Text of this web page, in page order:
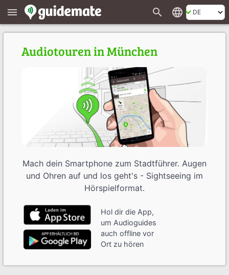
menu search language
Audiotouren in München
Mach dein Smartphone zum Stadtführer. Augen
und Ohren auf und los geht's - Sightseeing im
Hörspielformat.
Hol dir die App,
um Audioguides
auch offline vor
Ort zu hören